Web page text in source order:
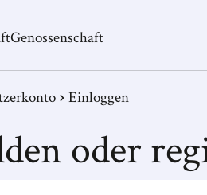
Genossenschaft
Einloggen
oder